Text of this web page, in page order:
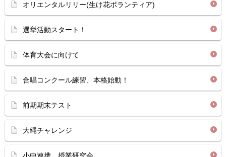
オリエンタルリリー(生け花ボランティア)
選挙活動スタート！
体育大会に向けて
合唱コンクール練習、本格始動！
前期期末テスト
大縄チャレンジ